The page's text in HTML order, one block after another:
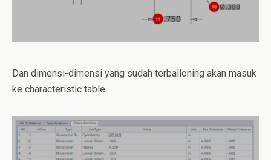
Dan dimensi-dimensi yang sudah terballoning akan masuk
ke characteristic table.